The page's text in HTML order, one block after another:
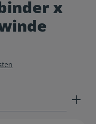
5 Sternen
x
Wert ein